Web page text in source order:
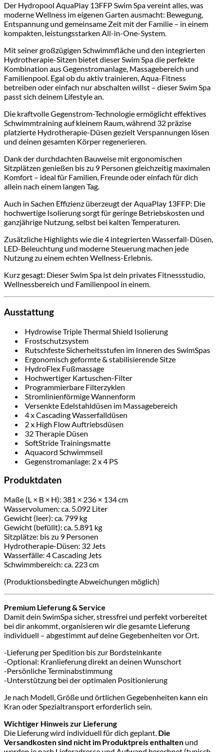
Der Hydropool AquaPlay 13FFP Swim Spa vereint alles, was
moderne Wellness im eigenen Garten ausmacht: Bewegung,
Entspannung und gemeinsame Zeit mit der Familie – in einem
kompakten, leistungsstarken All-in-One-System.
Mit seiner großzügigen Schwimmfläche und den integrierten
Hydrotherapie-Sitzen bietet dieser Swim Spa die perfekte
Kombination aus Gegenstromanlage, Massagebereich und
Familienpool. Egal ob du aktiv trainieren, Aqua-Fitness
betreiben oder einfach nur abschalten willst – dieser Swim Spa
passt sich deinem Lifestyle an.
Die kraftvolle Gegenstrom-Technologie ermöglicht effektives
Schwimmtraining auf kleinem Raum, während 32 präzise
platzierte Hydrotherapie-Düsen gezielt Verspannungen lösen
und deinen gesamten Körper regenerieren.
Dank der durchdachten Bauweise mit ergonomischen
Sitzplätzen genießen bis zu 9 Personen gleichzeitig maximalen
Komfort – ideal für Familien, Freunde oder einfach für dich
allein nach einem langen Tag.
Auch in Sachen Effizienz überzeugt der AquaPlay 13FFP: Die
hochwertige Isolierung sorgt für geringe Betriebskosten und
ganzjährige Nutzung, selbst bei kalten Temperaturen.
Zusätzliche Highlights wie die 4 integrierten Wasserfall-Düsen,
LED-Beleuchtung und moderne Steuerung machen jede
Nutzung zu einem echten Wellness-Erlebnis.
Kurz gesagt: Dieser Swim Spa ist dein privates Fitnessstudio,
Wellnessbereich und Familienpool in einem.
Ausstattung
Hydrowise Triple Thermal Shield Isolierung
Frostschutzsystem
Rutschfeste Sicherheitsstufen im Inneren des SwimSpas
Ergonomisch geformte & stabilisierende Sitze
HydroFlex Fußmassage
Hochwertiger Kartuschen-Filter
Programmierbare Filterzyklen
Stromlinienförmige Wannenform
Versenkte Edelstahldüsen im Massagebereich
4 x Cascading Wasserfalldüsen
2 x High Flow Auftriebsdüsen
32 Therapie Düsen
SoftStride Trainingsmatte
Aquacord Schwimmseil
Gegenstromanlage: 2 x 4 PS
Produktdaten
Maße (L × B × H): 381 × 236 × 134 cm
Wasservolumen: ca. 5.092 Liter
Gewicht (leer): ca. 799 kg
Gewicht (befüllt): ca. 5.891 kg
Sitzplätze: bis zu 9 Personen
Hydrotherapie-Düsen: 32 Jets
Wasserfälle: 4 Cascading Jets
Schwimmbereich: ca. 223 cm
(Produktionsbedingte Abweichungen möglich)
Premium Lieferung & Service
Damit dein SwimSpa sicher, stressfrei und perfekt vorbereitet
bei dir ankommt, organisieren wir die gesamte Lieferung
individuell – abgestimmt auf deine Gegebenheiten vor Ort.
-Lieferung per Spedition bis zur Bordsteinkante
-Optional: Kranlieferung direkt an deinen Wunschort
-Persönliche Terminabstimmung
-Unterstützung bei der optimalen Positionierung
Je nach Modell, Größe und örtlichen Gegebenheiten kann ein
Kran oder Spezialtransport erforderlich sein.
Wichtiger Hinweis zur Lieferung
Die Lieferung wird individuell für dich geplant. Die
Versandkosten sind nicht im Produktpreis enthalten und